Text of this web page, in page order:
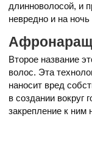
длинноволосой, и
невредно и на
Второе название
волос. Эта
наносит вред
в создании вокруг
закрепление к